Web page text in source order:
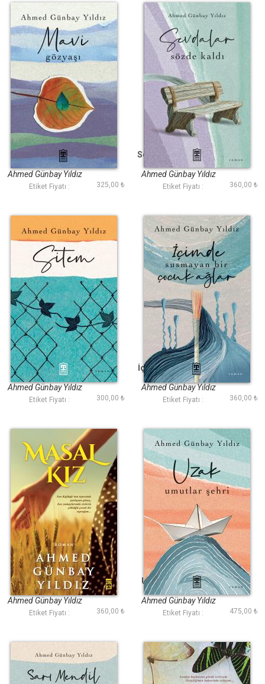
Mavi Gözyaşı
Ahmed Günbay Yıldız
Etiket Fiyatı : 325,00 ₺
Sevdalar Sözde Kaldı
Ahmed Günbay Yıldız
Etiket Fiyatı : 360,00 ₺
Sitem
Ahmed Günbay Yıldız
Etiket Fiyatı : 300,00 ₺
İçimde Susmayan Bir
Çocuk Ağlar
Ahmed Günbay Yıldız
Etiket Fiyatı : 360,00 ₺
Masal Kız
Ahmed Günbay Yıldız
Etiket Fiyatı : 360,00 ₺
Uzak Umutlar Şehri
Ahmed Günbay Yıldız
Etiket Fiyatı : 475,00 ₺